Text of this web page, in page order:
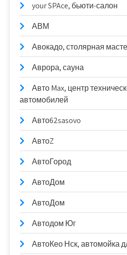
your SPAce, бьюти-салон
АВМ
Авокадо, столярная
Аврора, сауна
Авто Max, центр
автомобилей
Авто62sasovo
АвтоZ
АвтоГород
АвтоДом
АвтоДом
Автодом Юг
АвтоКео Нск, автомойка